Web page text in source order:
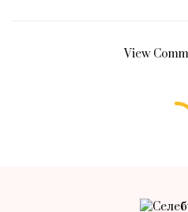
View
быть very demure.